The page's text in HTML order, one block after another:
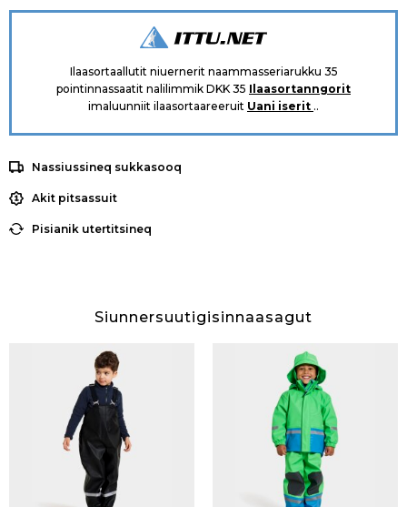
Ilaasortaallutit niuernerit naammasseriarukku 35
pointinnassaatit nalilimmik DKK 35 Ilaasortanngorit
imaluunniit ilaasortaareeruit Uani iserit ..
Nassiussineq sukkasooq
Akit pitsassuit
Pisianik utertitsineq
Siunnersuutigisinnaasagut